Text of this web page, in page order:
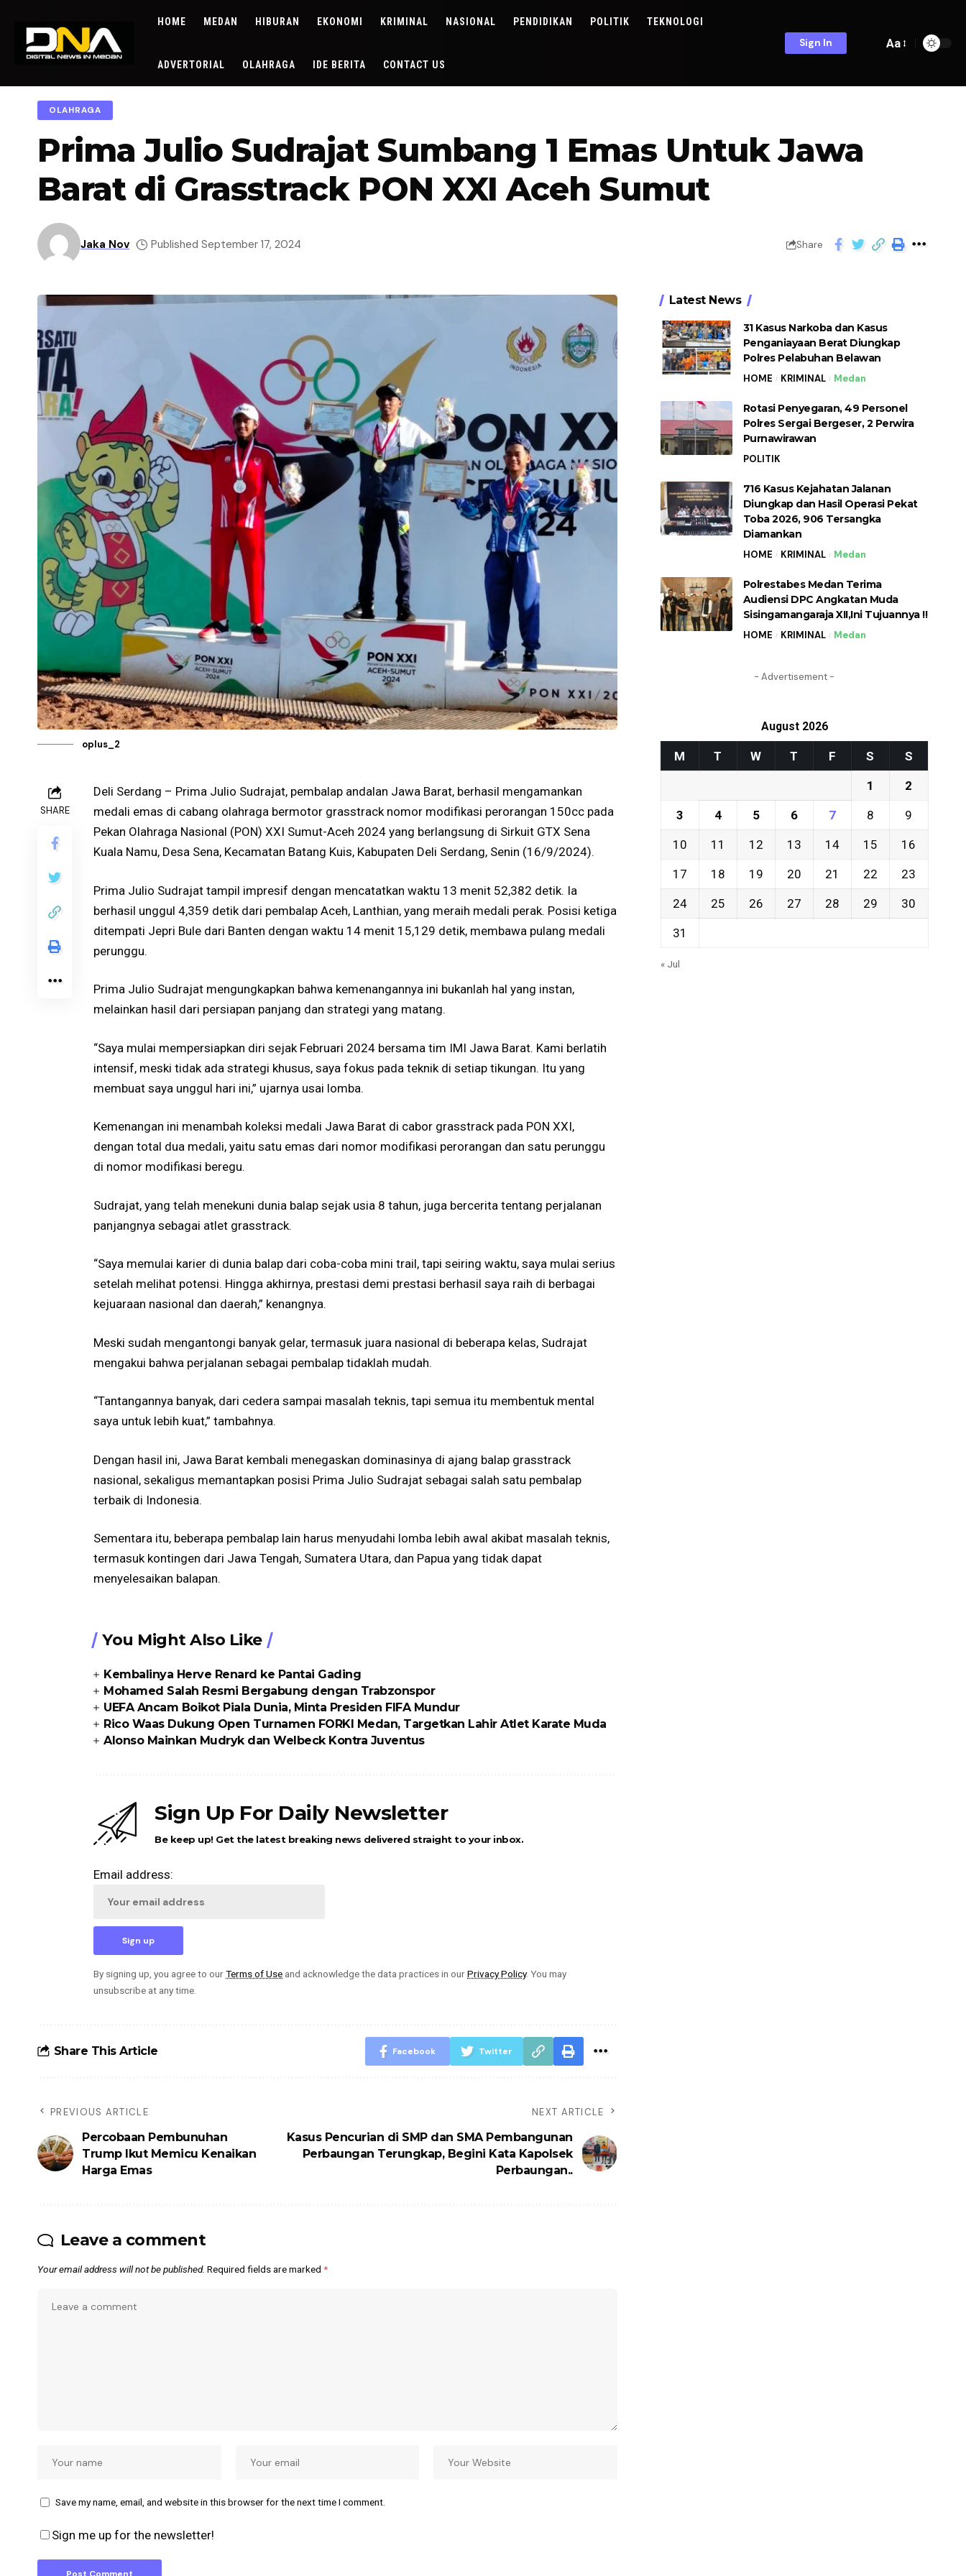
HOME MEDAN HIBURAN EKONOMI KRIMINAL NASIONAL PENDIDIKAN POLITIK TEKNOLOGI
ADVERTORIAL OLAHRAGA IDE BERITA CONTACT US
Sign In Aa
OLAHRAGA
Prima Julio Sudrajat Sumbang 1 Emas Untuk Jawa
Barat di Grasstrack PON XXI Aceh Sumut
Jaka Nov Published September 17, 2024 Share
oplus_2
SHARE
Deli Serdang – Prima Julio Sudrajat, pembalap andalan Jawa Barat, berhasil mengamankan
medali emas di cabang olahraga bermotor grasstrack nomor modifikasi perorangan 150cc pada
Pekan Olahraga Nasional (PON) XXI Sumut-Aceh 2024 yang berlangsung di Sirkuit GTX Sena
Kuala Namu, Desa Sena, Kecamatan Batang Kuis, Kabupaten Deli Serdang, Senin (16/9/2024).
Prima Julio Sudrajat tampil impresif dengan mencatatkan waktu 13 menit 52,382 detik. Ia
berhasil unggul 4,359 detik dari pembalap Aceh, Lanthian, yang meraih medali perak. Posisi ketiga
ditempati Jepri Bule dari Banten dengan waktu 14 menit 15,129 detik, membawa pulang medali
perunggu.
Prima Julio Sudrajat mengungkapkan bahwa kemenangannya ini bukanlah hal yang instan,
melainkan hasil dari persiapan panjang dan strategi yang matang.
“Saya mulai mempersiapkan diri sejak Februari 2024 bersama tim IMI Jawa Barat. Kami berlatih
intensif, meski tidak ada strategi khusus, saya fokus pada teknik di setiap tikungan. Itu yang
membuat saya unggul hari ini,” ujarnya usai lomba.
Kemenangan ini menambah koleksi medali Jawa Barat di cabor grasstrack pada PON XXI,
dengan total dua medali, yaitu satu emas dari nomor modifikasi perorangan dan satu perunggu
di nomor modifikasi beregu.
Sudrajat, yang telah menekuni dunia balap sejak usia 8 tahun, juga bercerita tentang perjalanan
panjangnya sebagai atlet grasstrack.
“Saya memulai karier di dunia balap dari coba-coba mini trail, tapi seiring waktu, saya mulai serius
setelah melihat potensi. Hingga akhirnya, prestasi demi prestasi berhasil saya raih di berbagai
kejuaraan nasional dan daerah,” kenangnya.
Meski sudah mengantongi banyak gelar, termasuk juara nasional di beberapa kelas, Sudrajat
mengakui bahwa perjalanan sebagai pembalap tidaklah mudah.
“Tantangannya banyak, dari cedera sampai masalah teknis, tapi semua itu membentuk mental
saya untuk lebih kuat,” tambahnya.
Dengan hasil ini, Jawa Barat kembali menegaskan dominasinya di ajang balap grasstrack
nasional, sekaligus memantapkan posisi Prima Julio Sudrajat sebagai salah satu pembalap
terbaik di Indonesia.
Sementara itu, beberapa pembalap lain harus menyudahi lomba lebih awal akibat masalah teknis,
termasuk kontingen dari Jawa Tengah, Sumatera Utara, dan Papua yang tidak dapat
menyelesaikan balapan.
You Might Also Like
Kembalinya Herve Renard ke Pantai Gading
Mohamed Salah Resmi Bergabung dengan Trabzonspor
UEFA Ancam Boikot Piala Dunia, Minta Presiden FIFA Mundur
Rico Waas Dukung Open Turnamen FORKI Medan, Targetkan Lahir Atlet Karate Muda
Alonso Mainkan Mudryk dan Welbeck Kontra Juventus
Sign Up For Daily Newsletter
Be keep up! Get the latest breaking news delivered straight to your inbox.
Email address:
By signing up, you agree to ourTerms of Use and acknowledge the data practices in ourPrivacy Policy. You may
unsubscribe at any time.
Share This Article Facebook Twitter
PREVIOUS ARTICLE
Percobaan Pembunuhan
Trump Ikut Memicu Kenaikan
Harga Emas
NEXT ARTICLE
Kasus Pencurian di SMP dan SMA Pembangunan
Perbaungan Terungkap, Begini Kata Kapolsek
Perbaungan..
Leave a comment
Your email address will not be published. Required fields are marked *
Save my name, email, and website in this browser for the next time I comment.
Sign me up for the newsletter!
Latest News
31 Kasus Narkoba dan Kasus
Penganiayaan Berat Diungkap
Polres Pelabuhan Belawan
HOME KRIMINAL Medan
Rotasi Penyegaran, 49 Personel
Polres Sergai Bergeser, 2 Perwira
Purnawirawan
POLITIK
716 Kasus Kejahatan Jalanan
Diungkap dan Hasil Operasi Pekat
Toba 2026, 906 Tersangka
Diamankan
HOME KRIMINAL Medan
Polrestabes Medan Terima
Audiensi DPC Angkatan Muda
Sisingamangaraja XII,Ini Tujuannya !!
HOME KRIMINAL Medan
- Advertisement -
August 2026
M T W T F S S
1 2
3 4 5 6 7 8 9
10 11 12 13 14 15 16
17 18 19 20 21 22 23
24 25 26 27 28 29 30
31
« Jul